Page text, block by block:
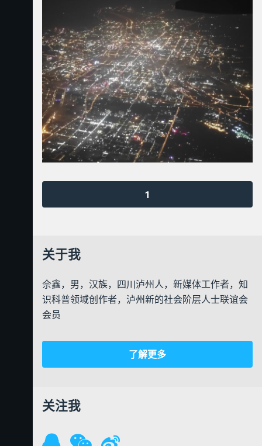
1
关于我
佘鑫，男，汉族，四川泸州人，新媒体工作者，知
识科普领域创作者，泸州新的社会阶层人士联谊会
会员
了解更多
关注我